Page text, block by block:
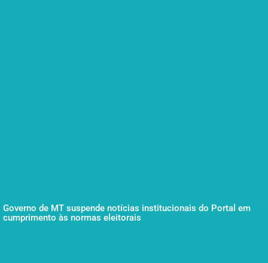
Governo de MT suspende notícias institucionais do Portal em
cumprimento às normas eleitorais